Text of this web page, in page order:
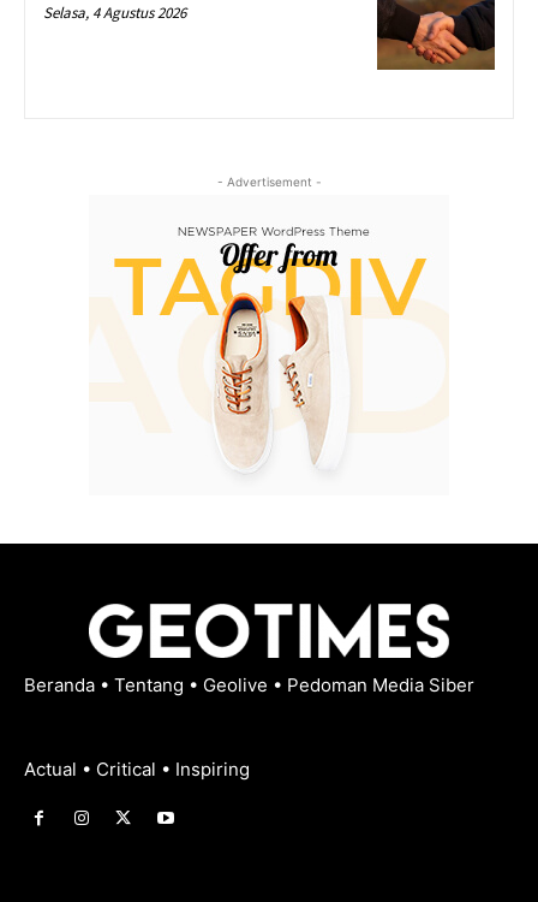
Selasa, 4 Agustus 2026
- Advertisement -
Beranda • Tentang • Geolive • Pedoman Media Siber
Actual • Critical • Inspiring